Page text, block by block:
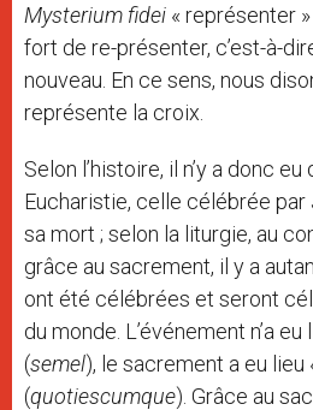
Mysterium fidei « représenter »
fort de re-présenter, c’est-à-
nouveau. En ce sens, nous
représente la croix.
Selon l’histoire, il n’y a donc eu
Eucharistie, celle célébrée
sa mort ; selon la liturgie, au
grâce au sacrement, il y a
ont été célébrées et seront
du monde. L’événement n’a
(semel), le sacrement a eu lieu
(quotiescumque). Grâce au